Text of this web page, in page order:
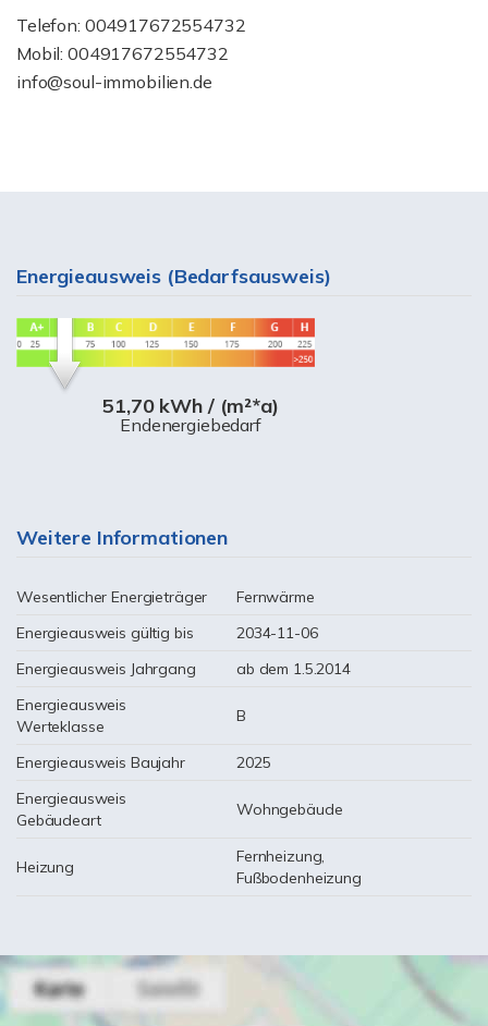
Telefon: 004917672554732
Mobil: 004917672554732
info@soul-immobilien.de
Energieausweis (Bedarfsausweis)
51,70 kWh / (m²*a)
Endenergiebedarf
Weitere Informationen
Wesentlicher Energieträger
Fernwärme
Energieausweis gültig bis
2034-11-06
Energieausweis Jahrgang
ab dem 1.5.2014
Energieausweis
Werteklasse
B
Energieausweis Baujahr
2025
Energieausweis
Gebäudeart
Wohngebäude
Heizung
Fernheizung,
Fußbodenheizung